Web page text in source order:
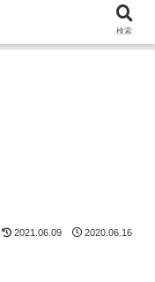
2021.06.09 2020.06.16
検索